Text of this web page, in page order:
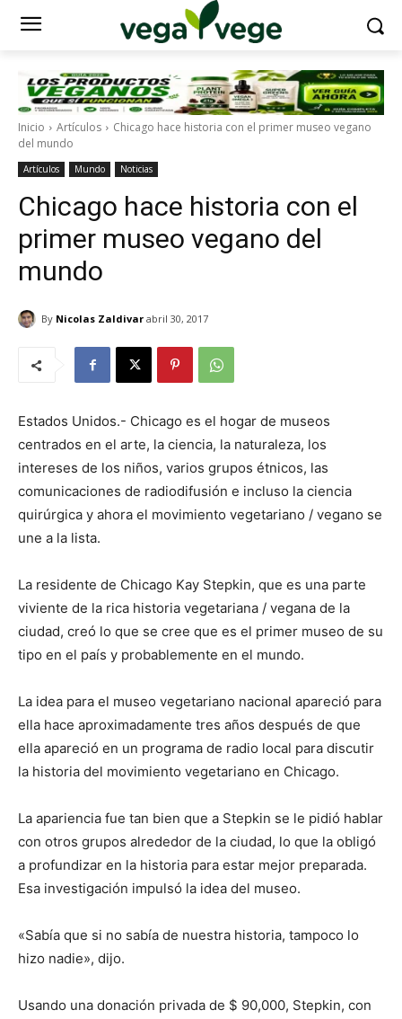
Inicio Artículos
Chicago hace historia con el primer museo vegano
del mundo
Artículos Mundo Noticias
Chicago hace historia con el
primer museo vegano del
mundo
By Nicolas Zaldivar abril 30, 2017
Estados Unidos.- Chicago es el hogar de museos
centrados en el arte, la ciencia, la naturaleza, los
intereses de los niños, varios grupos étnicos, las
comunicaciones de radiodifusión e incluso la ciencia
quirúrgica y ahora el movimiento vegetariano / vegano se
une a la lista.
La residente de Chicago Kay Stepkin, que es una parte
viviente de la rica historia vegetariana / vegana de la
ciudad, creó lo que se cree que es el primer museo de su
tipo en el país y probablemente en el mundo.
La idea para el museo vegetariano nacional apareció para
ella hace aproximadamente tres años después de que
ella apareció en un programa de radio local para discutir
la historia del movimiento vegetariano en Chicago.
La apariencia fue tan bien que a Stepkin se le pidió hablar
con otros grupos alrededor de la ciudad, lo que la obligó
a profundizar en la historia para estar mejor preparada.
Esa investigación impulsó la idea del museo.
«Sabía que si no sabía de nuestra historia, tampoco lo
hizo nadie», dijo.
Usando una donación privada de $ 90,000, Stepkin, con